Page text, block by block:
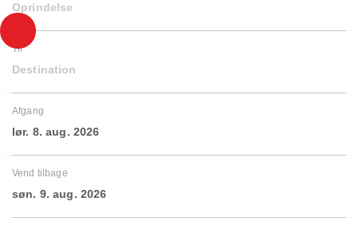
Oprindelse
Til
Destination
Afgang
lør. 8. aug. 2026
Vend tilbage
søn. 9. aug. 2026